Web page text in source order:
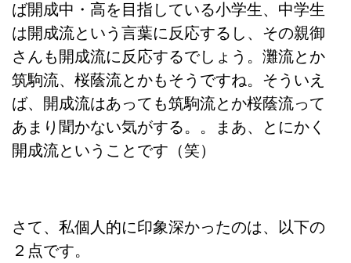
ば開成中・高を目指している小学生、中学生
は開成流という言葉に反応するし、その親御
さんも開成流に反応するでしょう。灘流とか
筑駒流、桜蔭流とかもそうですね。そういえ
ば、開成流はあっても筑駒流とか桜蔭流って
あまり聞かない気がする。。まあ、とにかく
開成流ということです（笑）
さて、私個人的に印象深かったのは、以下の
２点です。